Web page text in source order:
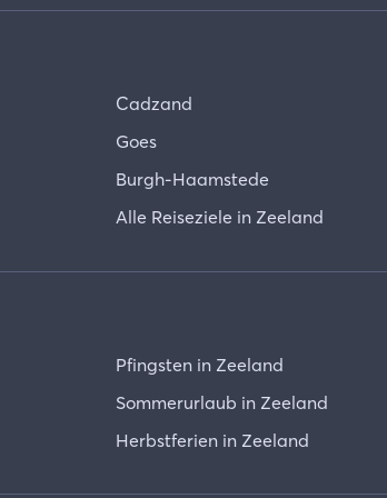
Cadzand
Goes
Burgh-Haamstede
Alle Reiseziele in Zeeland
Pfingsten in Zeeland
Sommerurlaub in Zeeland
Herbstferien in Zeeland